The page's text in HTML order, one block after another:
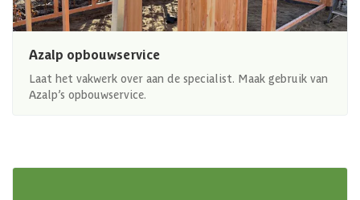
Azalp opbouwservice
Laat het vakwerk over aan de specialist. Maak gebruik van
Azalp’s opbouwservice.